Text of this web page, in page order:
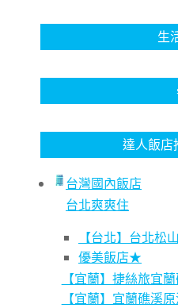
生
達人飯
台灣國內飯店
台北爽爽住
【台北】台北
優美飯店★
【宜蘭】捷絲旅宜
【宜蘭】宜蘭礁溪